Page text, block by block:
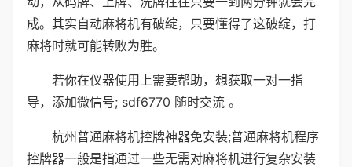
成。其实自动麻将机有破绽，只要懂得了这破绽，打
麻将时就可能转败为胜。
若你在仪器使用上需要帮助，想获取一对一指
导，添加微信号; sdf6770 随时交流 。
杭州普通麻将机控牌神器免安装;普通麻将机程序
控牌器一般是指通过一些无需对麻将机进行复杂安装